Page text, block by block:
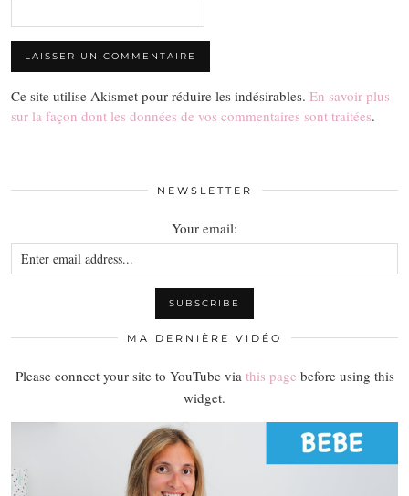
Ce site utilise Akismet pour réduire les indésirables. En savoir plus
sur la façon dont les données de vos commentaires sont traitées.
NEWSLETTER
Your email:
MA DERNIÈRE VIDÉO
Please connect your site to YouTube via this page before using this
widget.